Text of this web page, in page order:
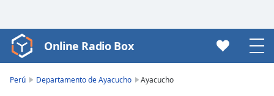
Video
Player
Online Radio Box
Perú Departamento de Ayacucho Ayacucho